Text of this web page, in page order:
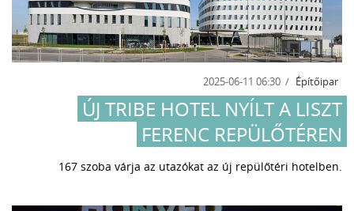
2025-06-11 06:30 Építőipar
ÚJ TRIBE HOTEL NYÍLT A LISZT
FERENC REPÜLŐTÉREN
167 szoba várja az utazókat az új repülőtéri hotelben.